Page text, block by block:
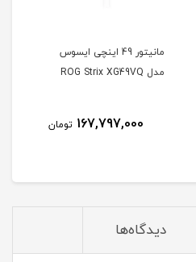
مانیتور 49 اینچی ایسوس
مدل ROG Strix XG49VQ
167,797,000 تومان
دیدگاه‌ها